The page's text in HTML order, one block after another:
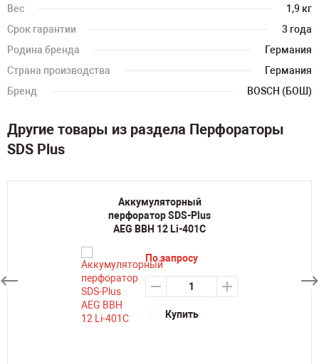
Вес
1,9 кг
Срок гарантии
3 года
Родина бренда
Германия
Страна производства
Германия
Бренд
BOSCH (БОШ)
Другие товары из раздела Перфораторы
SDS Plus
Аккумуляторный
перфоратор SDS-Plus
AEG BBH 12 Li-401C
По запросу
Купить